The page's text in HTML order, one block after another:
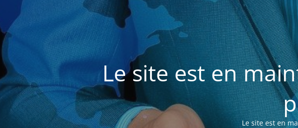
Le site est en
Le site est en